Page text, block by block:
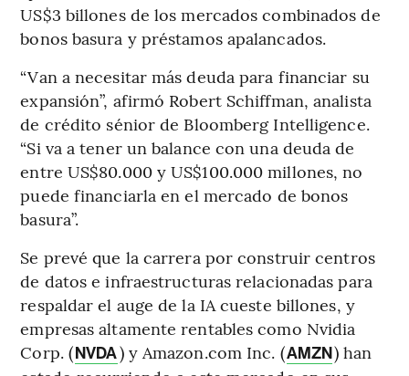
US$3 billones de los mercados combinados de
bonos basura y préstamos apalancados.
“Van a necesitar más deuda para financiar su
expansión”, afirmó Robert Schiffman, analista
de crédito sénior de Bloomberg Intelligence.
“Si va a tener un balance con una deuda de
entre US$80.000 y US$100.000 millones, no
puede financiarla en el mercado de bonos
basura”.
Se prevé que la carrera por construir centros
de datos e infraestructuras relacionadas para
respaldar el auge de la IA cueste billones, y
empresas altamente rentables como Nvidia
Corp. (NVDA) y Amazon.com Inc. (AMZN) han